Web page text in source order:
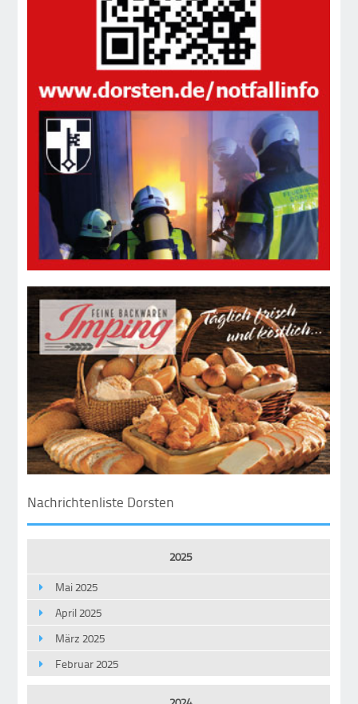
Nachrichtenliste Dorsten
2025
Mai 2025
April 2025
März 2025
Februar 2025